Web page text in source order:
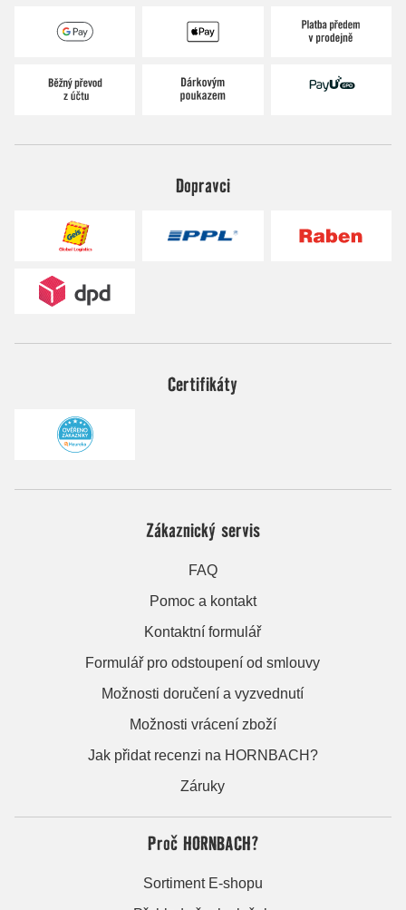
Dopravci
Certifikáty
Zákaznický servis
FAQ
Pomoc a kontakt
Kontaktní formulář
Formulář pro odstoupení od smlouvy
Možnosti doručení a vyzvednutí
Možnosti vrácení zboží
Jak přidat recenzi na HORNBACH?
Záruky
Proč HORNBACH?
Sortiment E-shopu